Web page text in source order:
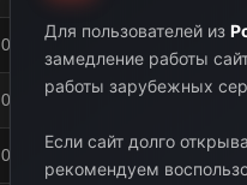
06:00
08:00 09:00
09:00 09:30
Для пользователей из
замедление работы
работы зарубежных
Если сайт долго
рекомендуем